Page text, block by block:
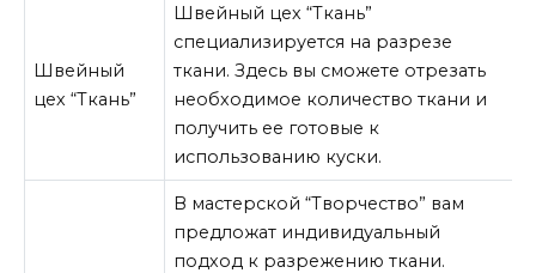
Швейный
цех “Ткань”
Швейный цех “Ткань”
специализируется на разрезе
ткани. Здесь вы сможете отрезать
необходимое количество ткани и
получить ее готовые к
использованию куски.
В мастерской “Творчество” вам
предложат индивидуальный
подход к разрежению ткани.